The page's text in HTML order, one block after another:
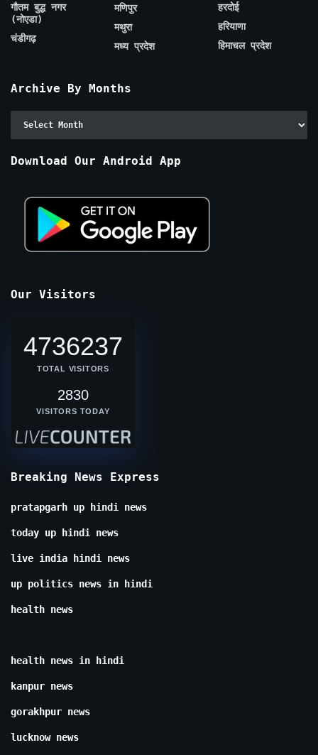
गौतम बुद्ध नगर
(नोएडा)
चंडीगढ़
मणिपुर
मथुरा
मध्य प्रदेश
हरदोई
हरियाणा
हिमाचल प्रदेश
Archive By Months
Download Our Android App
Our Visitors
4736237
TOTAL VISITORS
2830
VISITORS TODAY
Breaking News Express
pratapgarh up hindi news
today up hindi news
live india hindi news
up politics news in hindi
health news
health news in hindi
kanpur news
gorakhpur news
lucknow news